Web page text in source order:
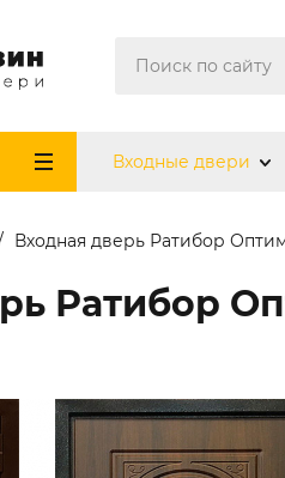
Входные двери
Входная дверь Ратибор
Ратибор